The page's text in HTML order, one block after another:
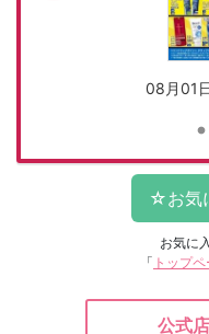
08月01
お気に
「 トップ
公式